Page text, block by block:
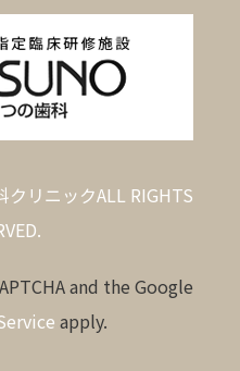
リニックALL RIGHTS
and the Google
apply.